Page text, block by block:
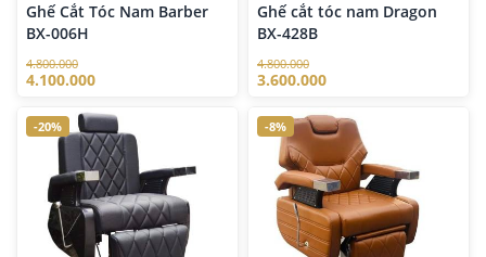
Ghế Cắt Tóc Nam Barber
BX-006H
4.800.000
4.100.000
Ghế cắt tóc nam Dragon
BX-428B
4.800.000
3.600.000
-20% -8%